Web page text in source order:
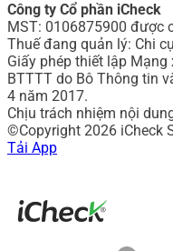
Công ty Cổ phần iCheck
MST: 0106875900 được
Thuế đang quản lý: Chi
Giấy phép thiết lập
BTTTT do Bô Thông tin
4 năm 2017.
Chịu trách nhiệm nội
©Copyright 2026 iCheck
Tải App